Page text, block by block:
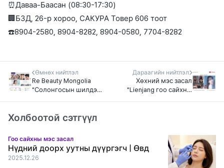
⏰Даваа-Баасан (08:30-17:30)
🏢БЗД, 26-р хороо, САКУРА Товер 606 тоот
☎️8904-2580, 8904-8282, 8904-0580, 7704-8282
Өмнөх нийтлэл
Re Beauty Mongolia
"Солонгосын шилдэг
Дараагийн нийтлэл
Хөхний мэс засал
"Lienjang гоо сайхны
Холбоотой сэтгүүл
Гоо сайхны мэс засал
Нүдний доорх уутны дүүргэгч | Өвд
2025.12.26